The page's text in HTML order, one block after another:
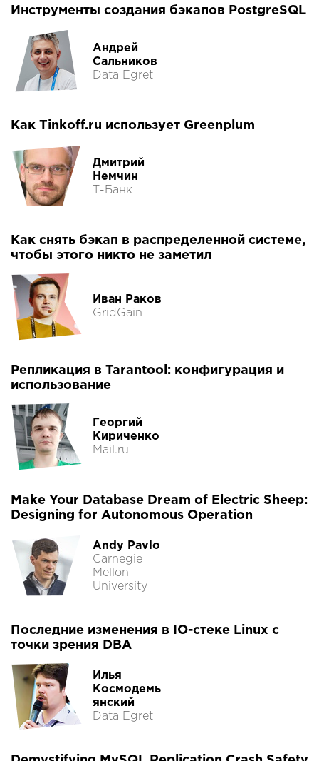
Инструменты создания бэкапов PostgreSQL
Андрей
Сальников
Data Egret
Как Tinkoff.ru использует Greenplum
Дмитрий
Немчин
Т-Банк
Как снять бэкап в распределенной системе,
чтобы этого никто не заметил
Иван Раков
GridGain
Репликация в Tarantool: конфигурация и
использование
Георгий
Кириченко
Mail.ru
Make Your Database Dream of Electric Sheep:
Designing for Autonomous Operation
Andy Pavlo
Carnegie
Mellon
University
Последние изменения в IO-стеке Linux с
точки зрения DBA
Илья
Космодемь
янский
Data Egret